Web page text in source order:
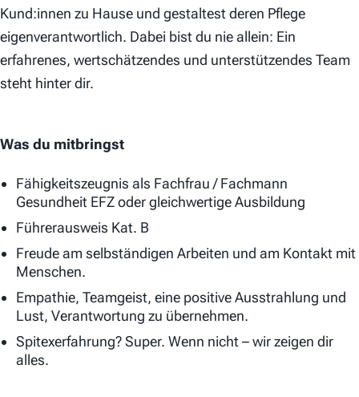
Kund:innen zu Hause und gestaltest deren Pflege
eigenverantwortlich. Dabei bist du nie allein: Ein
erfahrenes, wertschätzendes und unterstützendes Team
steht hinter dir.
Was du mitbringst
Fähigkeitszeugnis als Fachfrau / Fachmann
Gesundheit EFZ oder gleichwertige Ausbildung
Führerausweis Kat. B
Freude am selbständigen Arbeiten und am Kontakt mit
Menschen.
Empathie, Teamgeist, eine positive Ausstrahlung und
Lust, Verantwortung zu übernehmen.
Spitexerfahrung? Super. Wenn nicht – wir zeigen dir
alles.